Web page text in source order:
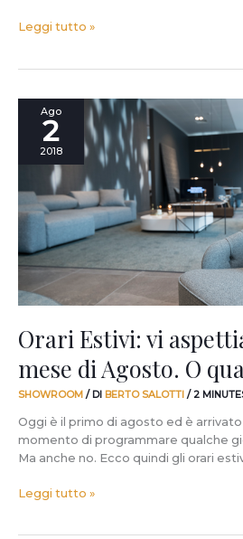
Leggi tutto »
Ago
2
2018
Orari Estivi: vi
mese di Agosto. O
SHOWROOM / DI BERTO SALOTTI /2
Oggi è il primo di agosto ed è
momento di programmare qualche
Ma anche no. Ecco quindi gli orari
Orari
Estivi:
aspettiamo
mese
Agosto.
O
quasi!
Leggi tutto »